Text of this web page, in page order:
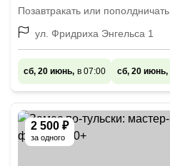
Позавтракать или
ул. Фридриха Энгельса 1
сб, 20 июнь, в 07:00 сб, 20 июнь,
2 500 ₽
за одного